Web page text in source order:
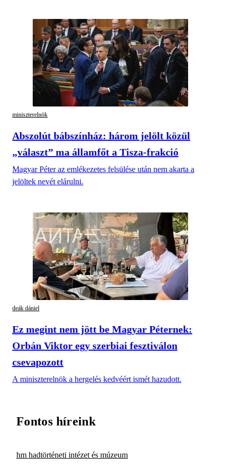
miniszterelnök
Abszolút bábszínház: három jelölt közül
„választ” ma államfőt a Tisza-frakció
Magyar Péter az emlékezetes felsülése után nem akarta a
jelöltek nevét elárulni.
deák dániel
Ez megint nem jött be Magyar Péternek:
Orbán Viktor egy szerbiai fesztiválon
csevapozott
A miniszterelnök a hergelés kedvéért ismét hazudott.
Fontos híreink
hm hadtörténeti intézet és múzeum